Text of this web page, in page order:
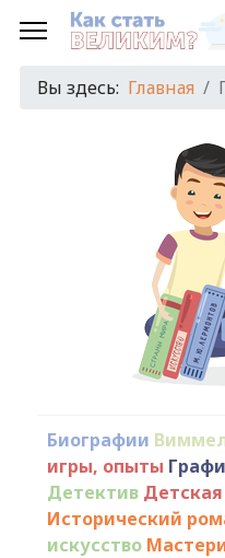
Вы здесь: Главная
Биографии
игры, опыты
Детектив
Исторический
искусство